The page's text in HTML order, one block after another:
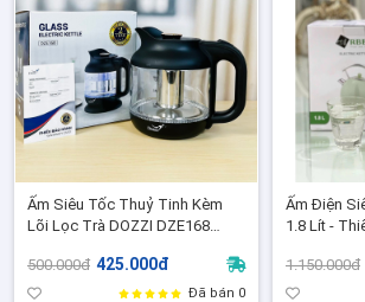
Ấm Siêu Tốc Thuỷ Tinh Kèm
Lõi Lọc Trà DOZZI DZE168
Năm Chính Hãng
500.000đ 425.000đ
Đã bán 0
Ấm Điện
1.8 Lít -
Tháng
1.150.000đ